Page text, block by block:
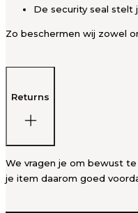
De security seal stelt
Zo beschermen wij zowel
Returns
We vragen je om bewust
je item daarom goed